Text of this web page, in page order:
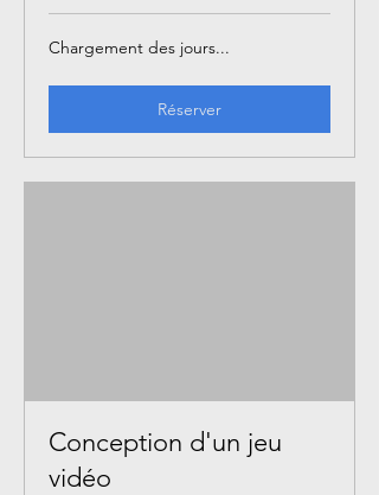
Chargement des jours...
Réserver
Conception d'un jeu
vidéo